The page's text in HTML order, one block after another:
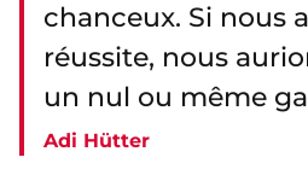
chanceux. Si nous
réussite, nous
un nul ou même
Adi Hütter